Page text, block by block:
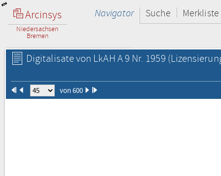
Arcinsys
Niedersachsen
Bremen
Navigator Suche Merkliste
Digitalisate von LkAH A 9 Nr. 1959
von 600